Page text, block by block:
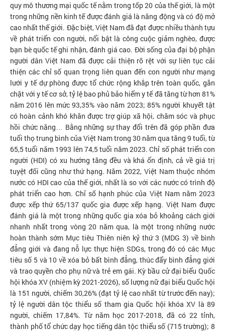
quy mô thương mại quốc tế nằm trong tốp 20 của thế giới, là một
trong những nền kinh tế được đánh giá là năng động và có độ mở
cao nhất thế giới. Đặc biệt, Việt Nam đã đạt được nhiều thành tựu
về phát triển con người, nổi bật là công cuộc giảm nghèo, được
bạn bè quốc tế ghi nhận, đánh giá cao. Đời sống của đại bộ phận
người dân Việt Nam đã được cải thiện rõ rệt với sự liên tục cải
thiện các chỉ số quan trọng liên quan đến con người như mạng
lưới y tế dự phòng được tổ chức rộng khắp trên toàn quốc, gắn
chặt với y tế cơ sở, tỷ lệ bao phủ bảo hiểm y tế đã tăng từ hơn 81%
năm 2016 lên mức 93,35% vào năm 2023; 85% người khuyết tật
có hoàn cảnh khó khăn được trợ giúp xã hội, chăm sóc và phục
hồi chức năng… Bằng những sự thay đổi trên đã góp phần đưa
tuổi thọ trung bình của Việt Nam trong 30 năm qua tăng 9 tuổi, từ
65,5 tuổi năm 1993 lên 74,5 tuổi năm 2023. Chỉ số phát triển con
người (HDI) có xu hướng tăng đều và khá ổn định, cả về giá trị
tuyệt đối cũng như thứ hạng. Năm 2022, Việt Nam thuộc nhóm
nước có HDI cao của thế giới, nhất là so với các nước có trình độ
phát triển cao hơn. Chỉ số hạnh phúc của Việt Nam năm 2023
được xếp thứ 65/137 quốc gia được xếp hạng. Việt Nam được
đánh giá là một trong những quốc gia xóa bỏ khoảng cách giới
nhanh nhất trong vòng 20 năm qua, là một trong những nước
hoàn thành sớm Mục tiêu Thiên niên kỷ thứ 3 (MDG 3) về bình
đẳng giới và đang nỗ lực thực hiện SDGs, trong đó có các Mục
tiêu số 5 và 10 về xóa bỏ bất bình đẳng, thúc đẩy bình đẳng giới
và trao quyền cho phụ nữ và trẻ em gái. Kỳ bầu cử đại biểu Quốc
hội khóa XV (nhiệm kỳ 2021-2026), số lượng nữ đại biểu Quốc hội
là 151 người, chiếm 30,26% (đạt tỷ lệ cao nhất từ trước đến nay);
tỷ lệ người dân tộc thiểu số tham gia Quốc hội khóa XV là 89
người, chiếm 17,84%. Từ năm học 2017-2018, đã có 22 tỉnh,
thành phố tổ chức dạy học tiếng dân tộc thiểu số (715 trường); 8